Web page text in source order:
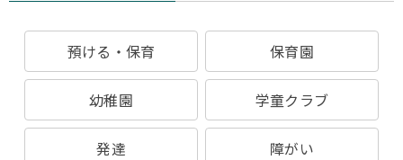
預ける・保育 保育園
幼稚園 学童クラブ
発達 障がい